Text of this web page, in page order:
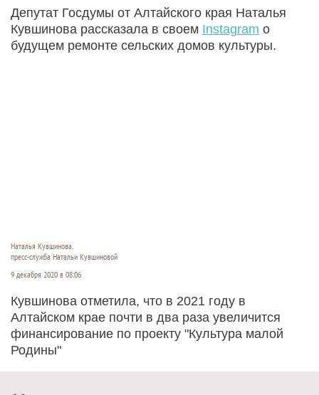
Депутат Госдумы от Алтайского края Наталья
Кувшинова рассказала в своем Instagram о
будущем ремонте сельских домов культуры.
Наталья Кувшинова.
пресс-служба Натальи Кувшиновой
9 декабря 2020 в 08:06
Кувшинова отметила, что в 2021 году в
Алтайском крае почти в два раза увеличится
финансирование по проекту "Культура малой
Родины"